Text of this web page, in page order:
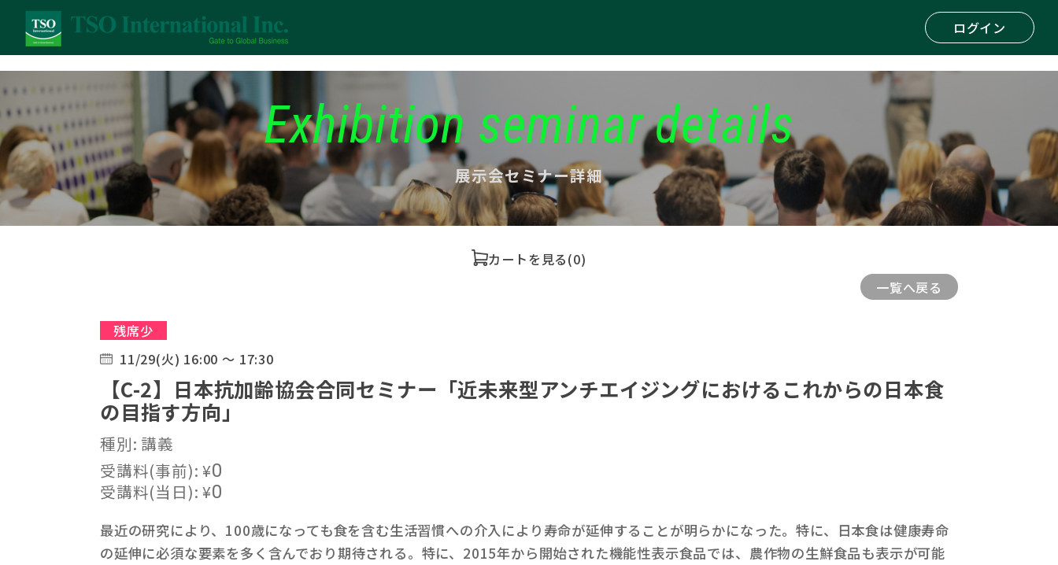
ログイン
Exhibition seminar details
展示会セミナー詳細
カートを見る(0)
一覧へ戻る
残席少
11/29(火) 16:00 ～ 17:30
【C-2】日本抗加齢協会合同セミナー「近未来型アンチエイジングにおけるこれからの日本食
の目指す方向」
種別: 講義
受講料(事前):¥0
受講料(当日):¥0
最近の研究により、100歳になっても食を含む生活習慣への介入により寿命が延伸することが明らかになった。特に、日本食は健康寿命
の延伸に必須な要素を多く含んでおり期待される。特に、2015年から開始された機能性表示食品では、農作物の生鮮食品も表示が可能